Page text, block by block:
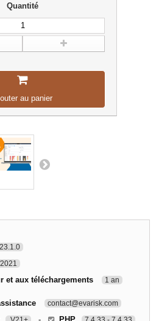
Quantité
au panier
23.1.0
et aux téléchargements 1 an
contact@evarisk.com